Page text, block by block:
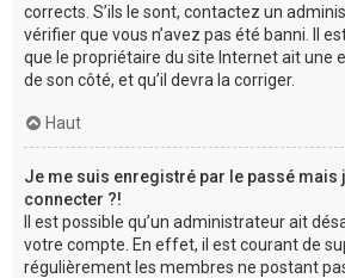
corrects. S’ils le sont, contactez un
vérifier que vous n’avez pas été banni. Il
que le propriétaire du site Internet ait une
de son côté, et qu’il devra la corriger.
Haut
Je me suis enregistré par le passé mais
connecter ?!
Il est possible qu’un administrateur ait
votre compte. En effet, il est courant de
régulièrement les membres ne postant